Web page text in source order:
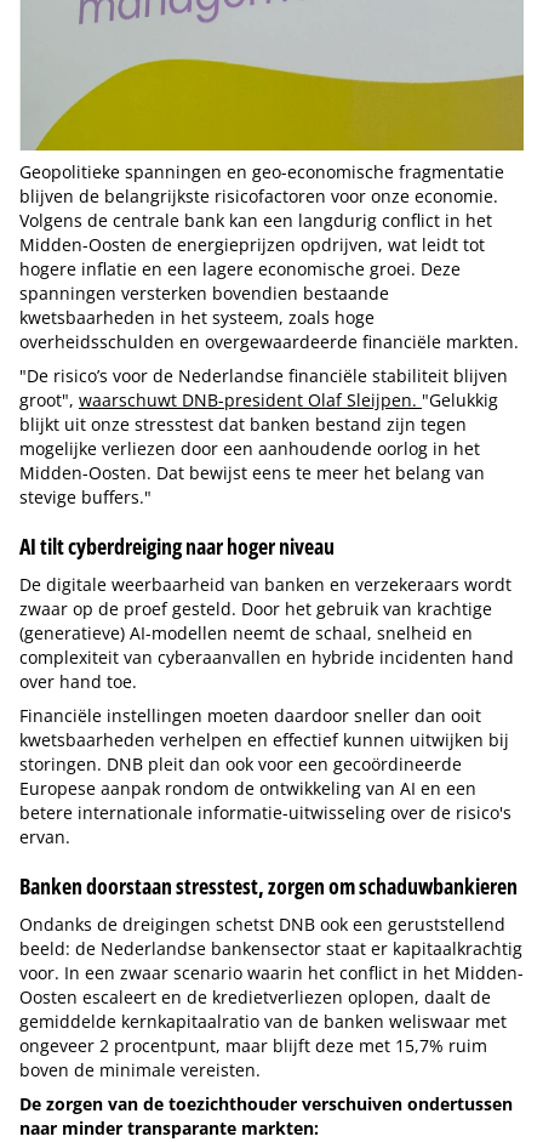
Geopolitieke spanningen en geo-economische fragmentatie
blijven de belangrijkste risicofactoren voor onze economie.
Volgens de centrale bank kan een langdurig conflict in het
Midden-Oosten de energieprijzen opdrijven, wat leidt tot
hogere inflatie en een lagere economische groei. Deze
spanningen versterken bovendien bestaande
kwetsbaarheden in het systeem, zoals hoge
overheidsschulden en overgewaardeerde financiële markten.
"De risico’s voor de Nederlandse financiële stabiliteit blijven
groot", waarschuwt DNB-president Olaf Sleijpen. "Gelukkig
blijkt uit onze stresstest dat banken bestand zijn tegen
mogelijke verliezen door een aanhoudende oorlog in het
Midden-Oosten. Dat bewijst eens te meer het belang van
stevige buffers."
AI tilt cyberdreiging naar hoger niveau
De digitale weerbaarheid van banken en verzekeraars wordt
zwaar op de proef gesteld. Door het gebruik van krachtige
(generatieve) AI-modellen neemt de schaal, snelheid en
complexiteit van cyberaanvallen en hybride incidenten hand
over hand toe.
Financiële instellingen moeten daardoor sneller dan ooit
kwetsbaarheden verhelpen en effectief kunnen uitwijken bij
storingen. DNB pleit dan ook voor een gecoördineerde
Europese aanpak rondom de ontwikkeling van AI en een
betere internationale informatie-uitwisseling over de risico's
ervan.
Banken doorstaan stresstest, zorgen om schaduwbankieren
Ondanks de dreigingen schetst DNB ook een geruststellend
beeld: de Nederlandse bankensector staat er kapitaalkrachtig
voor. In een zwaar scenario waarin het conflict in het Midden-
Oosten escaleert en de kredietverliezen oplopen, daalt de
gemiddelde kernkapitaalratio van de banken weliswaar met
ongeveer 2 procentpunt, maar blijft deze met 15,7% ruim
boven de minimale vereisten.
De zorgen van de toezichthouder verschuiven ondertussen
naar minder transparante markten: